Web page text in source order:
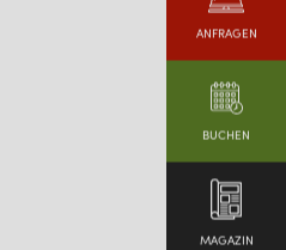
ANFRAGEN
BUCHEN
MAGAZIN